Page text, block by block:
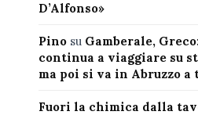
D’Alfonso»
Pinosu Gamberale,
continua a viaggiare su
ma poi si va in Abruzzo
Fuori la chimica dalla